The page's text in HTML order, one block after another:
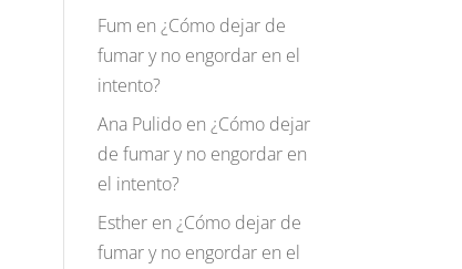
Fum en¿Cómo dejar de
fumar y no engordar en el
intento?
Ana Pulido en¿Cómo dejar
de fumar y no engordar en
el intento?
Esther en¿Cómo dejar de
fumar y no engordar en el